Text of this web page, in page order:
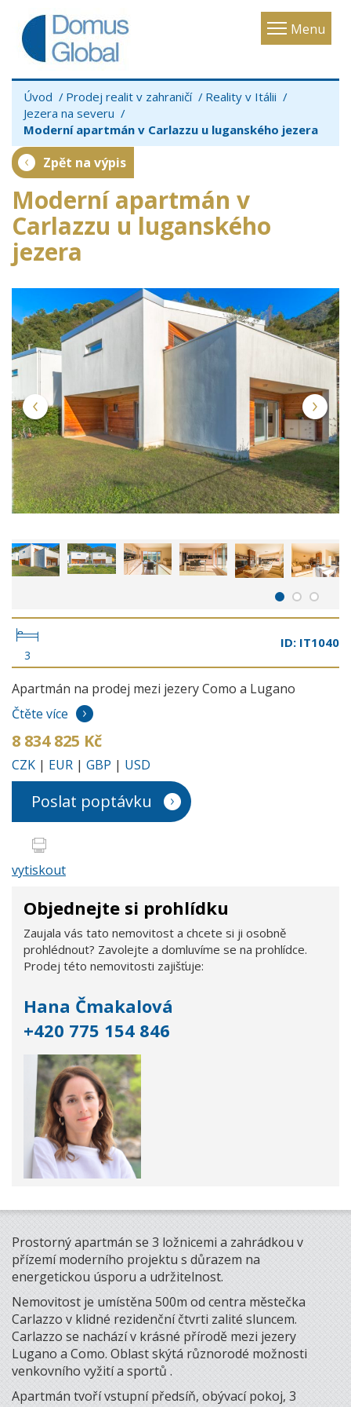
Menu
Toggle
Úvod Prodej realit v zahraničí
Reality v Itálii
Jezera na severu
Moderní apartmán v Carlazzu u luganského jezera
Zpět na výpis
Moderní apartmán v
Carlazzu u luganského
jezera
3
ID: IT1040
Apartmán na prodej mezi jezery Como a Lugano
Čtěte více
8 834 825 Kč
CZK | EUR | GBP | USD
Poslat poptávku
vytiskout
Objednejte si prohlídku
Zaujala vás tato nemovitost a chcete si ji osobně
prohlédnout? Zavolejte a domluvíme se na prohlídce.
Prodej této nemovitosti zajišťuje:
Hana Čmakalová
+420 775 154 846
Prostorný apartmán se 3 ložnicemi a zahrádkou v
přízemí moderního projektu s důrazem na
energetickou úsporu a udržitelnost.
Nemovitost je umístěna 500m od centra městečka
Carlazzo v klidné rezidenční čtvrti zalité sluncem.
Carlazzo se nachází v krásné přírodě mezi jezery
Lugano a Como. Oblast skýtá různorodé možnosti
venkovního vyžití a sportů .
Apartmán tvoří vstupní předsíň, obývací pokoj, 3